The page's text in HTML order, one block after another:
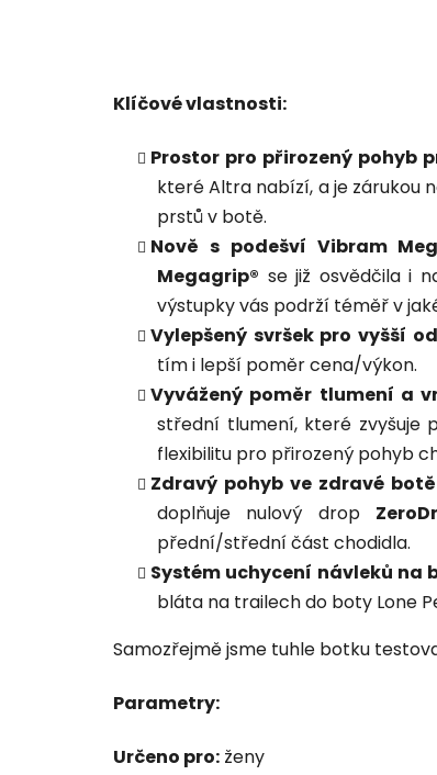
Klíčové vlastnosti:
Prostor pro přirozený pohyb
které Altra nabízí, a je zárukou
prstů v botě.
Nově s podešví Vibram
Megagrip® se již osvědčila i
výstupky vás podrží téměř v
Vylepšený svršek pro vyšší
tím i lepší poměr cena/výkon.
Vyvážený poměr tlumení a
střední tlumení, které zvyšuje
flexibilitu pro přirozený pohyb
Zdravý pohyb ve zdravé botě
doplňuje nulový drop
přední/střední část chodidla.
Systém uchycení návleků na
bláta na trailech do boty Lone
Samozřejmě jsme tuhle botku
Parametry:
Určeno pro: ženy